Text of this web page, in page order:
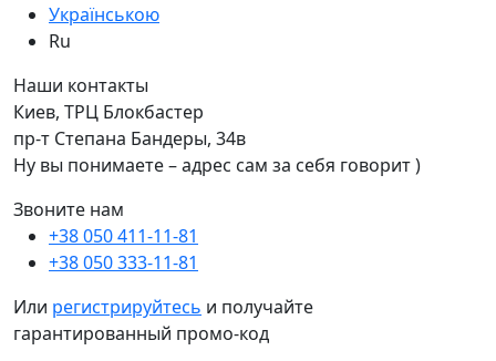
Українською
Ru
Наши контакты
Киев, ТРЦ Блокбастер
пр-т Степана Бандеры, 34в
Ну вы понимаете – адрес сам за себя говорит )
Звоните нам
+38 050 411-11-81
+38 050 333-11-81
Или регистрируйтесь и получайте
гарантированный промо-код